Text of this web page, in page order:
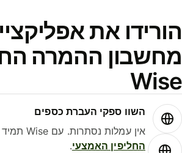
את
ההמרה
השוו ספקי העברת כספים
אין עמלות נסתרות. עם Wise תמיד תקבלו את
החליפין האמצעי.